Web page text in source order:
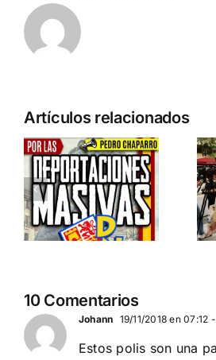
Artículos relacionados
Acto en
Barcelona:
España y
Serbia
contra el
separatismo
EN BARCELONA
10 Comentarios
Johann 19/11/2018 en 07:12
Estos polis son una